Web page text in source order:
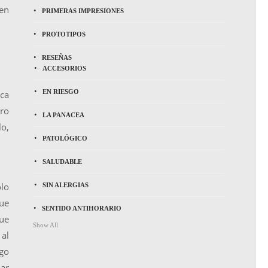
PRIMERAS IMPRESIONES
PROTOTIPOS
RESEÑAS
ACCESORIOS
EN RIESGO
LA PANACEA
PATOLÓGICO
SALUDABLE
SIN ALERGIAS
SENTIDO ANTIHORARIO
Show All